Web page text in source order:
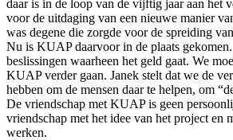
daar is in de loop van de vijftig jaar aan het
voor de uitdaging van een nieuwe manier
was degene die zorgde voor de spreiding
Nu is KUAP daarvoor in de plaats
beslissingen waarheen het geld gaat. We
KUAP verder gaan. Janek stelt dat we de
hebben om de mensen daar te helpen, om
De vriendschap met KUAP is geen
vriendschap met het idee van het project en
werken.